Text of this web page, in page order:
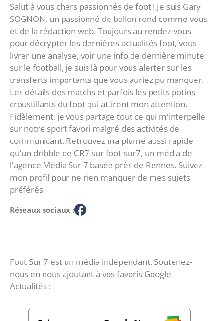
Salut à vous chers passionnés de foot ! Je suis Gary
SOGNON, un passionné de ballon rond comme vous
et de la rédaction web. Toujours au rendez-vous
pour décrypter les dernières actualités foot, vous
livrer une analyse, voir une info de dernière minute
sur le football, je suis là pour vous alerter sur les
transferts importants que vous auriez pu manquer.
Les détails des matchs et parfois les petits potins
croustillants du foot qui attirent mon attention.
Fidèlement, je vous partage tout ce qui m'interpelle
sur notre sport favori malgré des activités de
communicant. Retrouvez ma plume aussi rapide
qu'un dribble de CR7 sur foot-sur7, un média de
l'agence Média Sur 7 basée près de Rennes. Suivez
mon profil pour ne rien manquer de mes sujets
préférés.
Réseaux sociaux :
Foot Sur 7 est un média indépendant. Soutenez-
nous en nous ajoutant à vos favoris Google
Actualités :